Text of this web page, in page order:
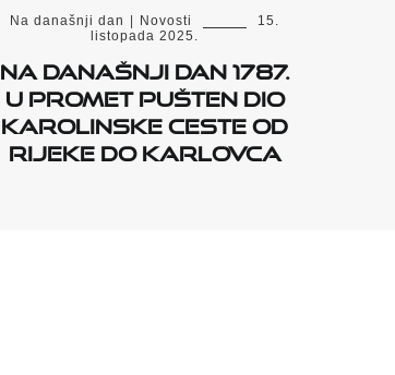
Na današnji dan | Novosti
15.
listopada 2025.
Na današnji dan 1787.
u promet pušten dio
Karolinske ceste od
Rijeke do Karlovca